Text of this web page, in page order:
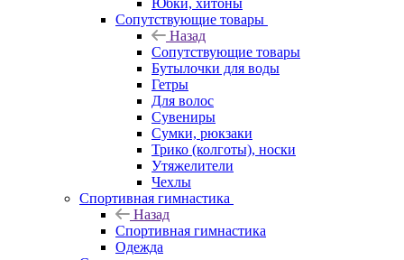
Юбки, хитоны
Сопутствующие товары
Назад
Сопутствующие товары
Бутылочки для воды
Гетры
Для волос
Сувениры
Сумки, рюкзаки
Трико (колготы), носки
Утяжелители
Чехлы
Спортивная гимнастика
Назад
Спортивная гимнастика
Одежда